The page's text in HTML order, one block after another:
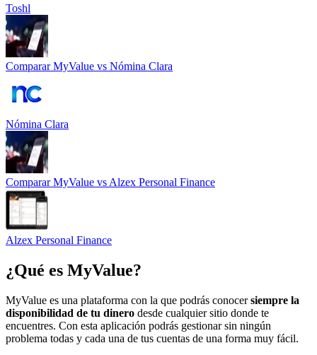
Toshl
Comparar MyValue vs Nómina Clara
Nómina Clara
Comparar MyValue vs Alzex Personal Finance
Alzex Personal Finance
¿Qué es MyValue?
MyValue es una plataforma con la que podrás conocersiempre la
disponibilidad de tu dinero desde cualquier sitio donde te
encuentres. Con esta aplicación podrás gestionar sin ningún
problema todas y cada una de tus cuentas de una forma muy fácil.